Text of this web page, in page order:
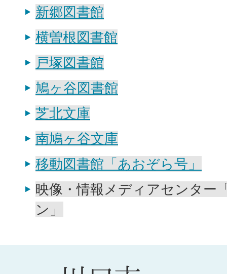
新郷図書館
横曽根図書館
戸塚図書館
鳩ヶ谷図書館
芝北文庫
南鳩ヶ谷文庫
移動図書館「あおぞら号」
映像・情報メディアセンター
ン」